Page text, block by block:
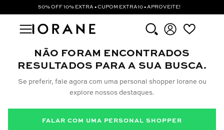
50% OFF 10% EXTRA • CUPOM EXTRA10 • APROVEITE!
NÃO FORAM ENCONTRADOS
RESULTADOS PARA A SUA BUSCA.
Se preferir, fale agora com uma personal shopper Iorane ou
explore nossos destaques.
FALAR COM UMA PERSONAL SHOPPER